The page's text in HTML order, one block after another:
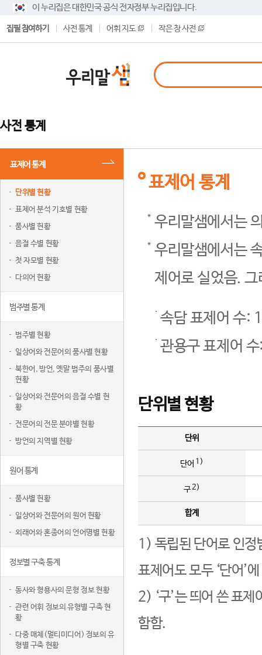
이 누리집은 대한민국 공식 전자정부 누리집입니다.
집필 참여하기 사전 통계 어휘 지도 작은 창 사전
사전 통계
표제어 통계
단위별 현황
표제어 분석 기호별 현황
품사별 현황
음절 수별 현황
첫 자모별 현황
다의어 현황
범주별 통계
범주별 현황
일상어와 전문어의 품사별 현황
북한어, 방언, 옛말 범주의 품사별
현황
일상어와 전문어의 음절 수별 현
황
전문어의 전문 분야별 현황
방언의 지역별 현황
원어 통계
품사별 현황
일상어와 전문어의 원어 현황
외래어와 혼종어의 언어명별 현황
정보별 구축 통계
동사와 형용사의 문형 정보 현황
관련 어휘 정보의 유형별 구축 현
황
다중 매체(멀티미디어) 정보의 유
형별 구축 현황
표제어 통계
우리말샘에서는
우리말샘에서는
제어로 실었음.
속담 표제어 수:
관용구 표제어
단위별 현황
단위
단어 1)
구2)
합계
1) 독립된 단어로 인정
표제어도 모두 ‘단어’
2) ‘구’는 띄어 쓴 표
함함.